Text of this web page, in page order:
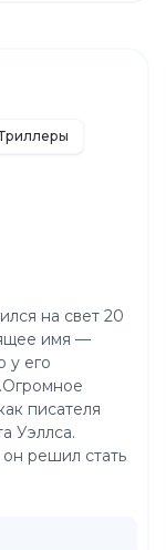
на свет 20
имя —
у его
писателя
Уэллса.
решил стать